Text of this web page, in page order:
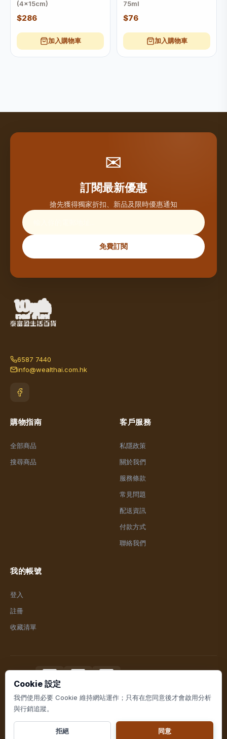
(4x15cm)
$286
加入購物車
75ml
$76
加入購物車
✉
訂閱最新優惠
搶先獲得獨家折扣、新品及限時優惠通知
免費訂閱
6587 7440
info@wealthai.com.hk
購物指南
全部商品
搜尋商品
客戶服務
私隱政策
關於我們
服務條款
常見問題
配送資訊
付款方式
聯絡我們
我的帳號
登入
註冊
收藏清單
© 2026 泰富盈生活百貨. All rights reserved.
Cookie 設定
我們使用必要 Cookie 維持網站運作；只有在您同意後才會啟用分析
與行銷追蹤。
拒絕 同意